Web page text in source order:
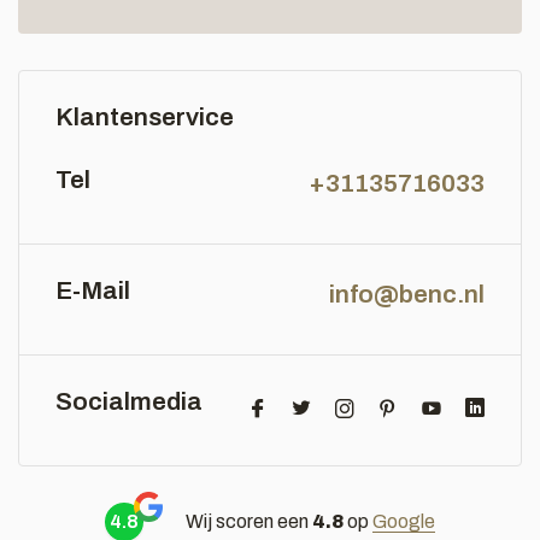
Klantenservice
Tel +31135716033
E-Mail info@benc.nl
Socialmedia
4.8 Wij scoren een 4.8op Google